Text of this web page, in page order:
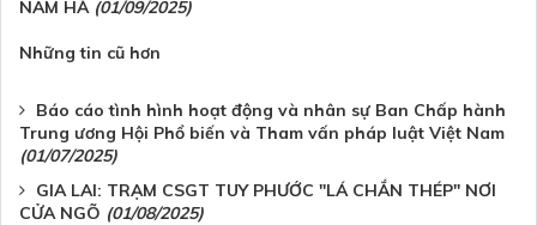
NAM HÀ (01/09/2025)
Những tin cũ hơn
Báo cáo tình hình hoạt động và nhân sự Ban Chấp hành
Trung ương Hội Phổ biến và Tham vấn pháp luật Việt Nam
(01/07/2025)
GIA LAI: TRẠM CSGT TUY PHƯỚC "LÁ CHẮN THÉP" NƠI
CỬA NGÕ (01/08/2025)